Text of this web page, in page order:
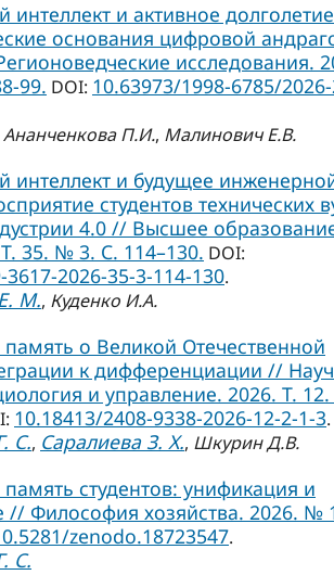
интеллект и активное
основания цифровой
исследования.
99. DOI: 10.63973/1998-6785/
Ананченкова П.И., Малинович Е.В.
интеллект и будущее
студентов технических
4.0 // Высшее
35. № 3. С. 114–130. DOI:
2026-35-3-114-130.
М., Куденко И.А.
память о Великой Отечественной
к дифференциации //
и управление. 2026. Т.
10.18413/2408-9338-2026-12-2-1-3.
С., Саралиева З. Х., Шкурин Д.В.
студентов: унификация и
// Философия хозяйства. 2026. №
zenodo.18723547.
С.